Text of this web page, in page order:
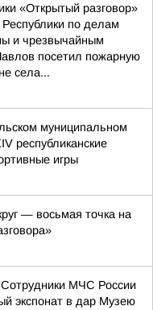
«Открытый разговор»
по делам
и чрезвычайным
посетил пожарную
села...
муниципальном
республиканские
игры
— восьмая точка на
МЧС России
экспонат в дар Музею